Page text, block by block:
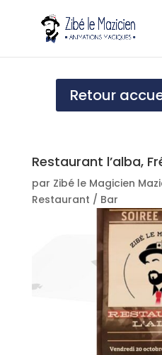
Retour
Restaurant l’alba,
par Zibé le Magicien
Restaurant / Bar